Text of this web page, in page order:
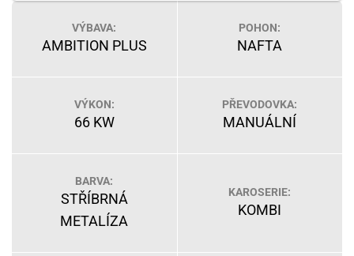
VÝBAVA:
AMBITION PLUS
POHON:
NAFTA
VÝKON:
66 KW
PŘEVODOVKA:
MANUÁLNÍ
BARVA:
STŘÍBRNÁ
METALÍZA
KAROSERIE:
KOMBI